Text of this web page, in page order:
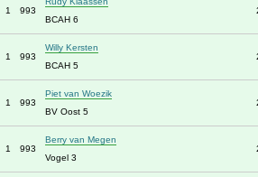
1 993
BCAH 6
1 993
Willy Kersten
BCAH 5
1 993
Piet van Woezik
BV Oost 5
1 993
Berry van Megen
Vogel 3